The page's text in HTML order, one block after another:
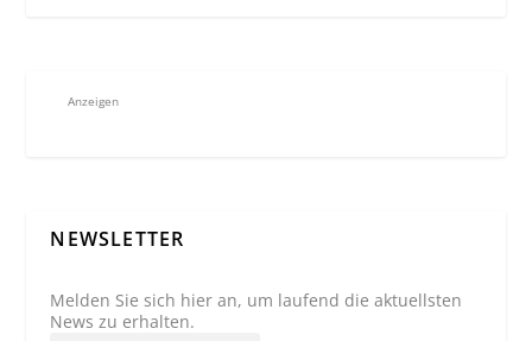
Anzeigen
NEWSLETTER
Melden Sie sich hier an, um laufend die aktuellsten
News zu erhalten.